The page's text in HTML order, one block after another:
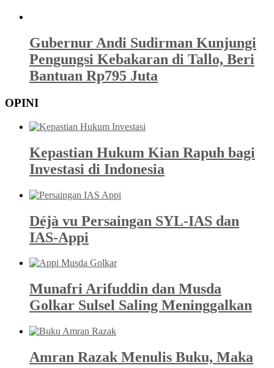
Gubernur Andi Sudirman Kunjungi
Pengungsi Kebakaran di Tallo, Beri
Bantuan Rp795 Juta
OPINI
Kepastian Hukum Kian Rapuh bagi
Investasi di Indonesia
Déjà vu Persaingan SYL-IAS dan
IAS-Appi
Munafri Arifuddin dan Musda
Golkar Sulsel Saling Meninggalkan
Amran Razak Menulis Buku, Maka